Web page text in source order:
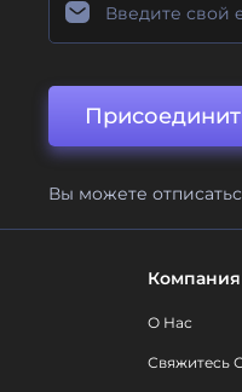
Вы можете
Компания
О Нас
Свяжитесь